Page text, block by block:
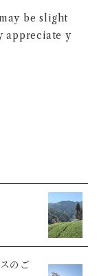
be slight
appreciate y
のご